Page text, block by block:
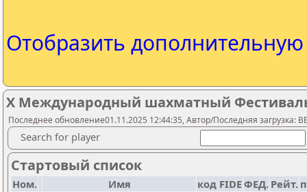
Отобразить
X Международный шахматный
Последнее обновление01.11.2025 12:44:35, Автор/Последняя загрузка:
Search for player
Стартовый список
Ном. Имя код FIDEФЕД. Рейт.